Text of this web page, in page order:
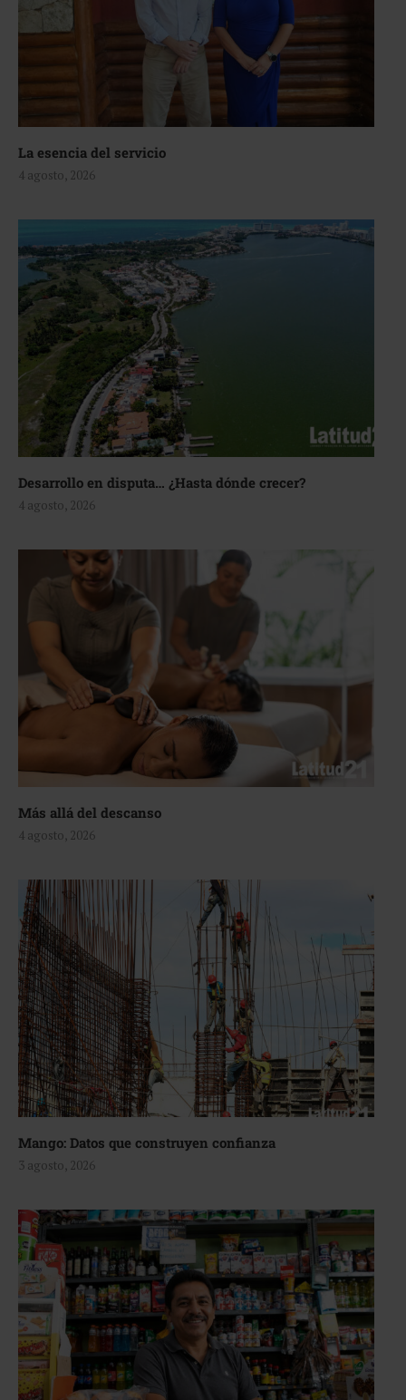
La esencia del servicio
4 agosto, 2026
Desarrollo en disputa… ¿Hasta dónde crecer?
4 agosto, 2026
Más allá del descanso
4 agosto, 2026
Mango: Datos que construyen confianza
3 agosto, 2026